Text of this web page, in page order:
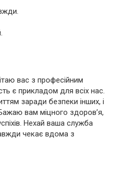
вас з професійним
є прикладом для всіх нас.
заради безпеки інших, і
вам міцного здоров’я,
Нехай ваша служба
чекає вдома з